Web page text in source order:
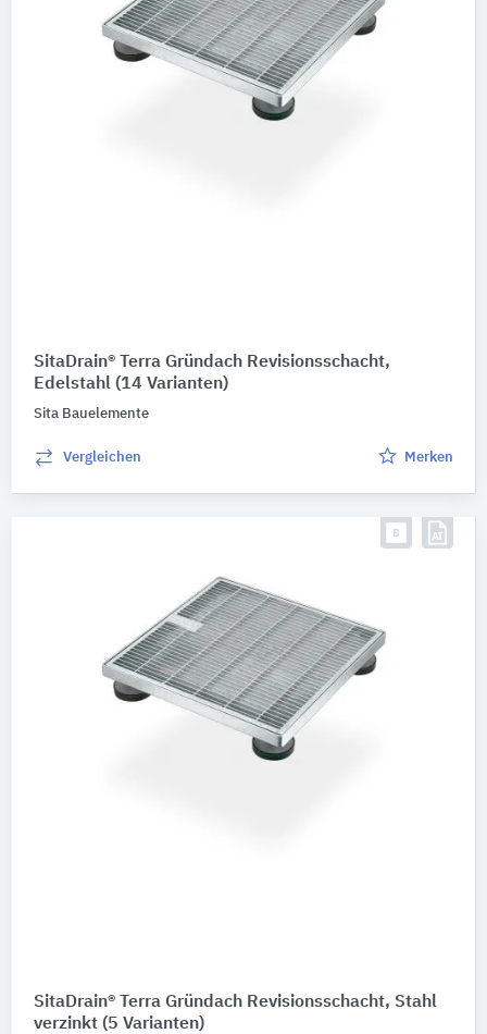
SitaDrain® Terra Gründach Revisionsschacht,
Edelstahl (14 Varianten)
Sita Bauelemente
Vergleichen Merken
SitaDrain® Terra Gründach Revisionsschacht, Stahl
verzinkt (5 Varianten)